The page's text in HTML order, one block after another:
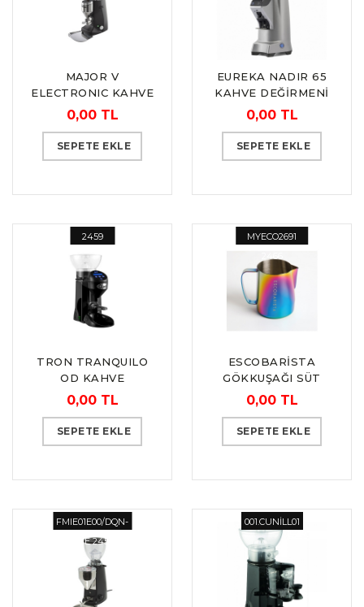
MAJOR V
ELECTRONIC KAHVE
DEĞİRMENİ-
OTOMATİK
“MAZZER”
0,00 TL
SEPETE EKLE
EUREKA NADIR 65
KAHVE DEĞİRMENİ
0,00 TL
SEPETE EKLE
2459
TRON TRANQUILO
OD KAHVE
DEĞİRMENİ-
OTOMATİK “CUNILL”
0,00 TL
SEPETE EKLE
MYECO2691
2466
ESCOBARİSTA
GÖKKUŞAĞI SÜT
POTU 60 cl “by
Barista Space”
0,00 TL
SEPETE EKLE
FMIE01E00/DQN-
QHE 2450
001.CUNİLL01